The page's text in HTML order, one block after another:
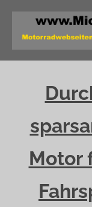
Motor